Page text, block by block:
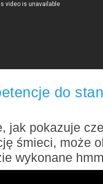
do
jak pokazuje
śmieci, może
wykonane